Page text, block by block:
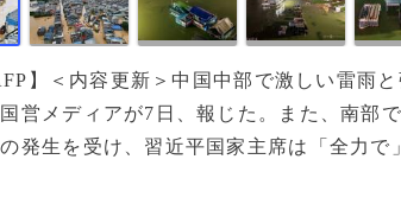
】＜内容更新＞中国中部で激しい雷雨
営メディアが7日、報じた。また、南部
発生を受け、習近平国家主席は「全力で